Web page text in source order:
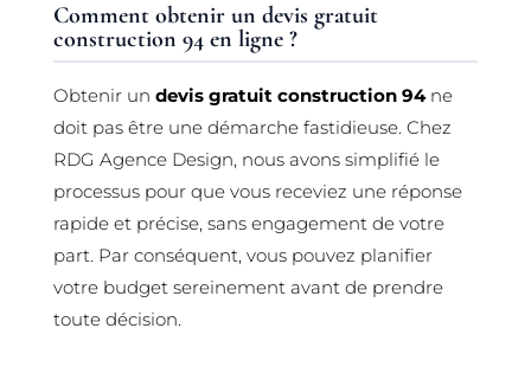
Comment obtenir un devis gratuit
construction 94 en ligne ?
Obtenir un devis gratuit construction 94ne
doit pas être une démarche fastidieuse. Chez
RDG Agence Design, nous avons simplifié le
processus pour que vous receviez une réponse
rapide et précise, sans engagement de votre
part. Par conséquent, vous pouvez planifier
votre budget sereinement avant de prendre
toute décision.